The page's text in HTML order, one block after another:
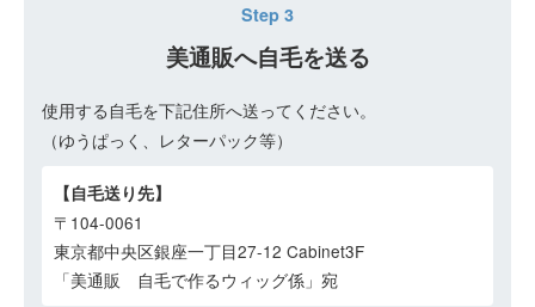
Step 3
美通販へ自毛を送る
使用する自毛を下記住所へ送ってください。
（ゆうぱっく、レターパック等）
【自毛送り先】
〒104-0061
東京都中央区銀座一丁目27-12 Cabinet3F
「美通販 自毛で作るウィッグ係」宛